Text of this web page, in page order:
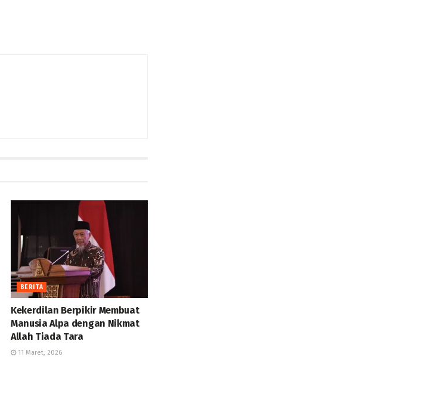
BERITA
Kekerdilan Berpikir Membuat
Manusia Alpa dengan Nikmat
Allah Tiada Tara
11 Maret, 2026